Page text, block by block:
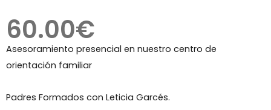
60.00€
Asesoramiento presencial en nuestro centro de
orientación familiar
Padres Formados con Leticia Garcés.